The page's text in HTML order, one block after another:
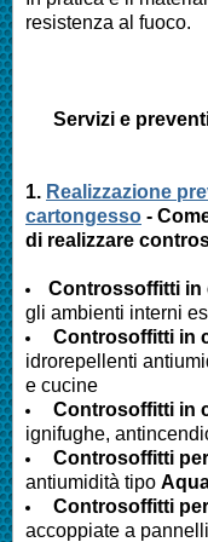
resistenza al fuoco.
Servizi e
1. Realizzazione
cartongesso -
di realizzare
Controssoffitti in
gli ambienti interni
Controsoffitti in
idrorepellenti
e cucine
Controsoffitti in
ignifughe,
Controsoffitti
antiumidità tipo
Controsoffitti
accoppiate a